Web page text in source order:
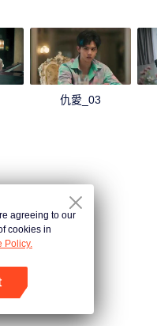
仇愛_03
agreeing to our
cookies in
Policy.